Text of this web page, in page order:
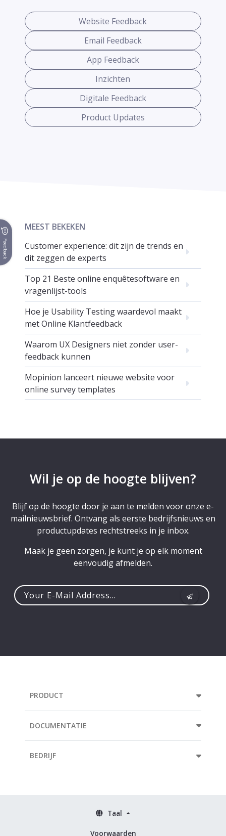
Website Feedback
Email Feedback
App Feedback
Inzichten
Digitale Feedback
Product Updates
MEEST BEKEKEN
Customer experience: dit zijn de trends en
dit zeggen de experts
Top 21 Beste online enquêtesoftware en
vragenlijst-tools
Hoe je Usability Testing waardevol maakt
met Online Klantfeedback
Waarom UX Designers niet zonder user-
feedback kunnen
Mopinion lanceert nieuwe website voor
online survey templates
Wil je op de hoogte blijven?
Blijf op de hoogte door je aan te melden voor onze e-
mailnieuwsbrief. Ontvang als eerste bedrijfsnieuws en
productupdates rechtstreeks in je inbox.
Maak je geen zorgen, je kunt je op elk moment
eenvoudig afmelden.
PRODUCT
DOCUMENTATIE
BEDRIJF
Voorwaarden
Taal
Feedback